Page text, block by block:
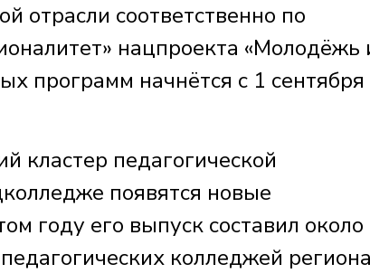
отрасли соответственно по
нацпроекта «Молодёжь
программ начнётся с 1
кластер педагогической
появятся новые
году его выпуск составил
колледжей